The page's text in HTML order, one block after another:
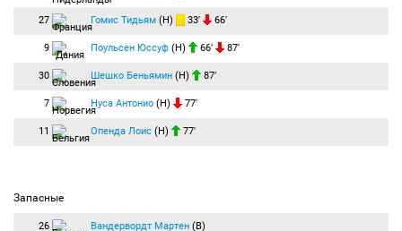
27 Гомис Тидьям (Н) 33′ 66′
9 Поульсен Юссуф (Н) 66′ 87′
30 Шешко Беньямин (Н) 87′
7 Нуса Антонио (Н) 77′
11 Опенда Лоис (Н) 77′
Запасные
26 Вандервордт Мартен (В)